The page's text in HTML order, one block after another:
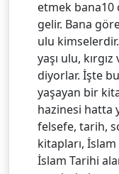
etmek
gelir. Bana
ulu
yaşı ulu,
diyorlar. İşte
yaşayan bir
hazinesi hatta
felsefe, tarih,
kitapları,
İslam Tarihi